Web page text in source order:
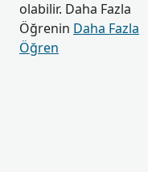
olabilir. Daha Fazla
Öğrenin Daha Fazla
Öğren